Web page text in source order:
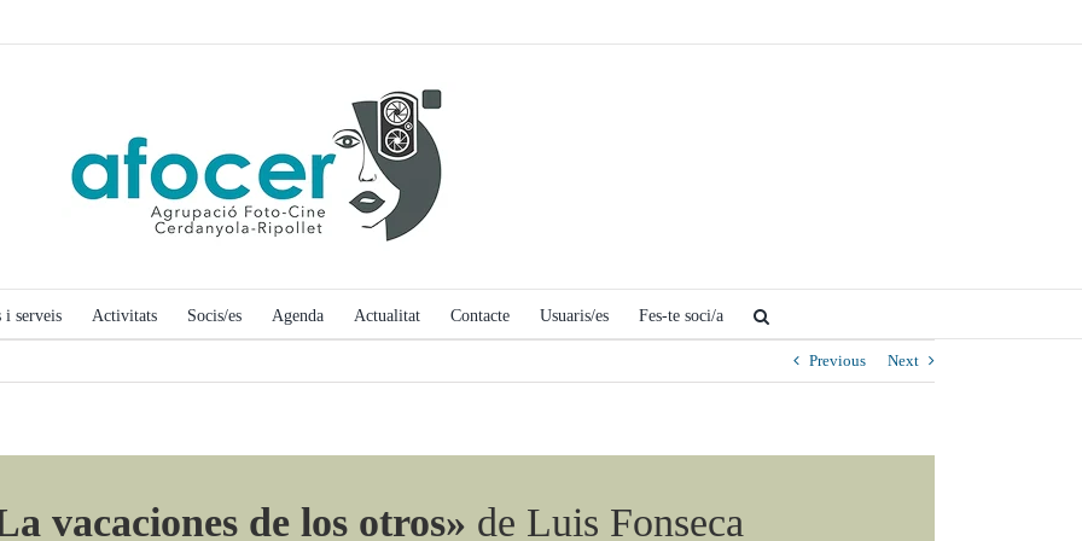
i serveis Activitats Socis/es Agenda Actualitat Contacte Usuaris/es Fes-te soci/a
Previous Next
vacaciones de los otros» de Luis Fonseca